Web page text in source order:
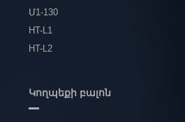
Մ1-130
HT-L1
HT-L2
Կողպեքի բալոն